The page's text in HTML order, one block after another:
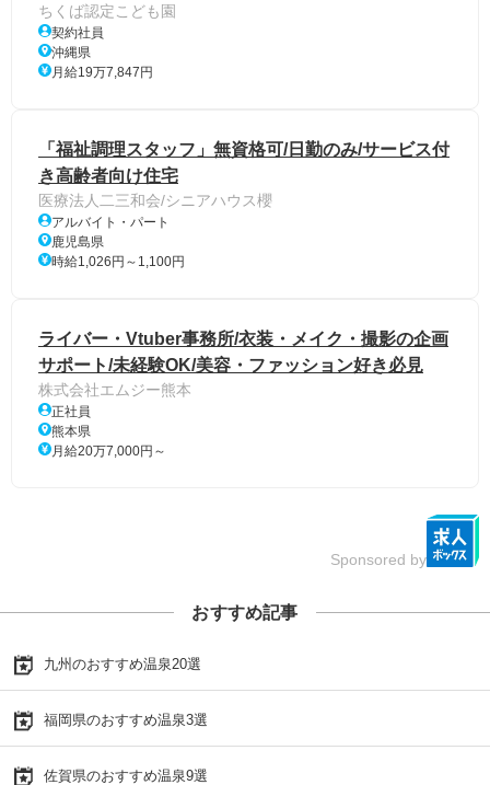
ちくば認定こども園
契約社員
沖縄県
月給19万7,847円
「福祉調理スタッフ」無資格可/日勤のみ/サービス付
き高齢者向け住宅
医療法人二三和会/シニアハウス櫻
アルバイト・パート
鹿児島県
時給1,026円～1,100円
ライバー・Vtuber事務所/衣装・メイク・撮影の企画
サポート/未経験OK/美容・ファッション好き必見
株式会社エムジー熊本
正社員
熊本県
月給20万7,000円～
Sponsored by
おすすめ記事
九州のおすすめ温泉20選
福岡県のおすすめ温泉3選
佐賀県のおすすめ温泉9選